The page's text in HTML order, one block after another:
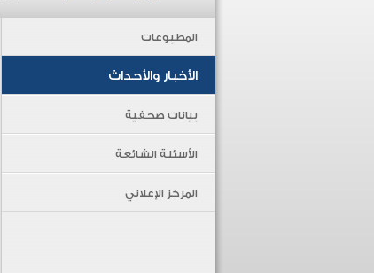
المطبوعات
الأخبار والأحداث
بيانات صحفية
الأسئلة الشائعة
المركز الإعلاني